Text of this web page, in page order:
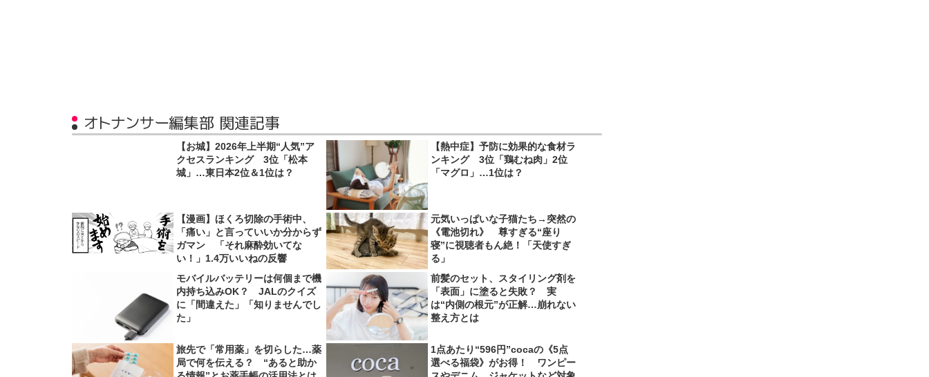
オトナンサー編集部 関連記事
【お城】2026年上半期“人気”ア
クセスランキング 3位「松本
城」…東日本2位＆1位は？
【熱中症】予防に効果的な食材ラ
ンキング 3位「鶏むね肉」2位
「マグロ」…1位は？
【漫画】ほくろ切除の手術中、
「痛い」と言っていいか分からず
ガマン 「それ麻酔効いてな
い！」1.4万いいねの反響
元気いっぱいな子猫たち→突然の
《電池切れ》 尊すぎる“座り
寝”に視聴者もん絶！「天使すぎ
る」
モバイルバッテリーは何個まで機
内持ち込みOK？ JALのクイズ
に「間違えた」「知りませんでし
た」
前髪のセット、スタイリング剤を
「表面」に塗ると失敗？ 実
は“内側の根元”が正解…崩れない
整え方とは
旅先で「常用薬」を切らした…薬
局で何を伝える？ “あると助か
1点あたり“596円”cocaの《5点
選べる福袋》がお得！ ワンピー